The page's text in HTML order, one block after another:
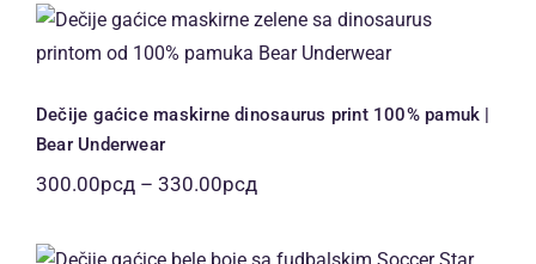
300.00рсд
330.00рсд
Dečije gaćice maskirne dinosaurus
print 100% pamuk | Bear Underwear
Dečije gaćice maskirne dinosaurus print 100% pamuk |
Bear Underwear
300.00рсд – 330.00рсд
300.00рсд